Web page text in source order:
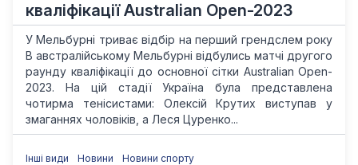
кваліфікації Australian Open-2023
У Мельбурні триває відбір на перший грендслем року
В австралійському Мельбурні відбулись матчі другого
раунду кваліфікації до основної сітки Australian Open-
2023. На цій стадії Україна була представлена
чотирма тенісистами: Олексій Крутих виступав у
змаганнях чоловіків, а Леся Цуренко...
Інші види Новини Новини спорту